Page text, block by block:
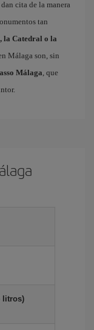
cita de la manera
tan
la Catedral o la
Málaga son, sin
Málaga, que
litros)